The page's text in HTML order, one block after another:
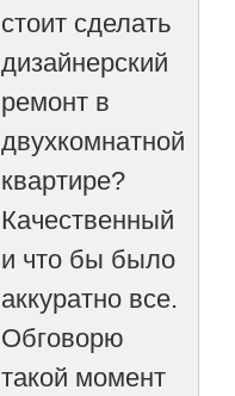
стоит сделать
дизайнерский
ремонт в
двухкомнатной
квартире?
Качественный
и что бы было
аккуратно все.
Обговорю
такой момент